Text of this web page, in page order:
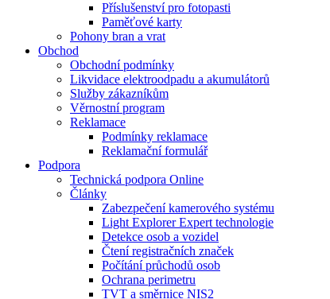
Příslušenství pro fotopasti
Paměťové karty
Pohony bran a vrat
Obchod
Obchodní podmínky
Likvidace elektroodpadu a akumulátorů
Služby zákazníkům
Věrnostní program
Reklamace
Podmínky reklamace
Reklamační formulář
Podpora
Technická podpora Online
Články
Zabezpečení kamerového systému
Light Explorer Expert technologie
Detekce osob a vozidel
Čtení registračních značek
Počítání průchodů osob
Ochrana perimetru
TVT a směrnice NIS2